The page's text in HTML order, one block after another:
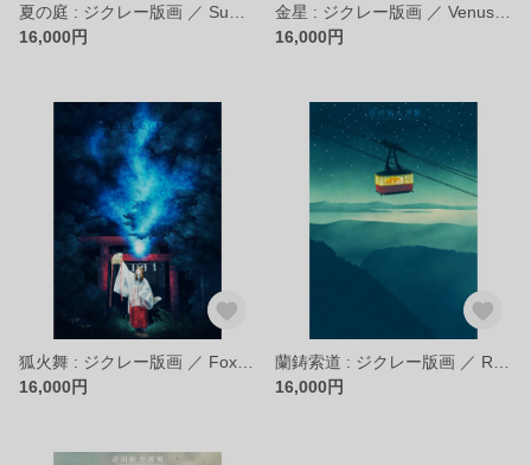
16,000円
16,000円
16,000円
16,000円